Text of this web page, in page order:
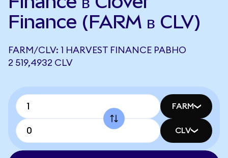
Finance (FARM в CLV)
FARM/CLV: 1 HARVEST FINANCE РАВНО
2 519,4932 CLV
FARM
CLV